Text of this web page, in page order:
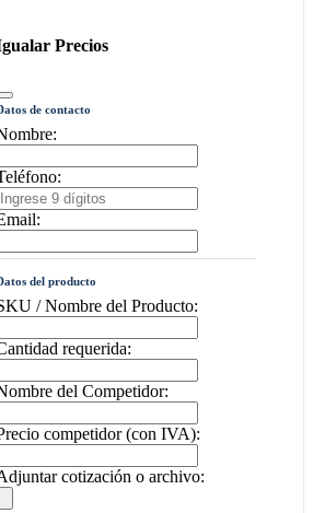
Precios
de contacto
del producto
/ Nombre del Producto:
requerida:
del Competidor:
competidor (con IVA):
cotización o archivo: